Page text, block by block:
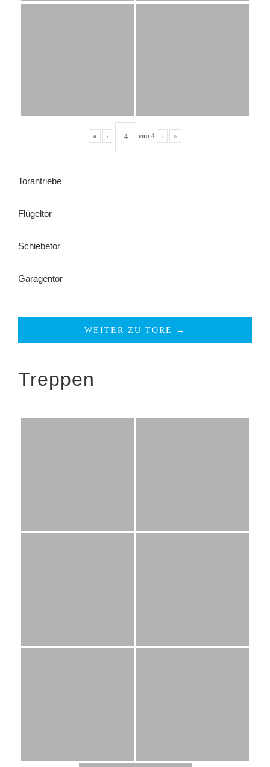
« ‹ von 4 › »
Torantriebe
Flügeltor
Schiebetor
Garagentor
WEITER ZU TORE →
Treppen